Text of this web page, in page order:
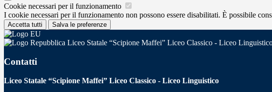
Cookie necessari per il funzionamento
I cookie necessari per il funzionamento non possono essere disabilitati. È possibile
Accetta tutti Salva le preferenze
Liceo Statale “Scipione Maffei” Liceo Classico - Liceo
Contatti
Liceo Statale “Scipione Maffei” Liceo Classico - Liceo Linguistico